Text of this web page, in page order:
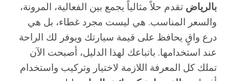
بالرياض تقدم حلاً مثالياً يجمع بين الفعالية، المرونة،
والسعر المناسب. هي ليست مجرد غطاء، بل هي
درع واقٍ يحافظ على قيمة سيارتك ويوفر لك الراحة
عند استخدامها. باتباعك لهذا الدليل، أصبحت الآن
تملك كل المعرفة اللازمة لاختيار وتركيب واستخدام